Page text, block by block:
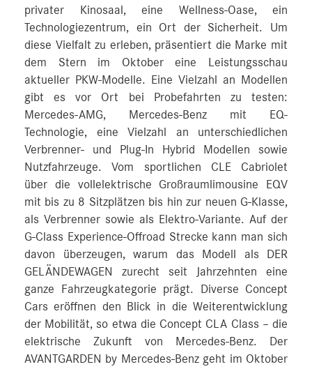
privater Kinosaal, eine Wellness-Oase, ein
Technologiezentrum, ein Ort der Sicherheit. Um
diese Vielfalt zu erleben, präsentiert die Marke mit
dem Stern im Oktober eine Leistungsschau
aktueller PKW-Modelle. Eine Vielzahl an Modellen
gibt es vor Ort bei Probefahrten zu testen:
Mercedes-AMG, Mercedes-Benz mit EQ-
Technologie, eine Vielzahl an unterschiedlichen
Verbrenner- und Plug-In Hybrid Modellen sowie
Nutzfahrzeuge. Vom sportlichen CLE Cabriolet
über die vollelektrische Großraumlimousine EQV
mit bis zu 8 Sitzplätzen bis hin zur neuen G-Klasse,
als Verbrenner sowie als Elektro-Variante. Auf der
G-Class Experience-Offroad Strecke kann man sich
davon überzeugen, warum das Modell als DER
GELÄNDEWAGEN zurecht seit Jahrzehnten eine
ganze Fahrzeugkategorie prägt. Diverse Concept
Cars eröffnen den Blick in die Weiterentwicklung
der Mobilität, so etwa die Concept CLA Class – die
elektrische Zukunft von Mercedes-Benz. Der
AVANTGARDEN by Mercedes-Benz geht im Oktober